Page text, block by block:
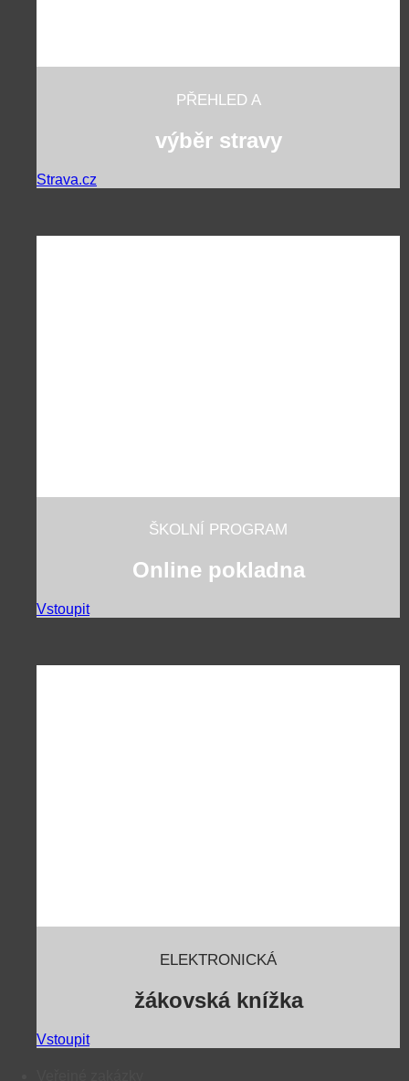
PŘEHLED A
výběr stravy
Strava.cz
ŠKOLNÍ PROGRAM
Online pokladna
Vstoupit
ELEKTRONICKÁ
žákovská knížka
Vstoupit